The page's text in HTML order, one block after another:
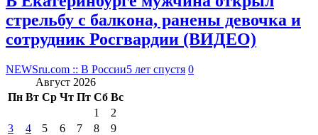
стрельбу с балкона, ранены девочка и
сотрудник Росгвардии (ВИДЕО)
NEWSru.com :: В России5 лет спустя 0
Август 2026
Пн Вт Ср Чт Пт Сб Вс
1
2
3
4 5 6 7 8
9